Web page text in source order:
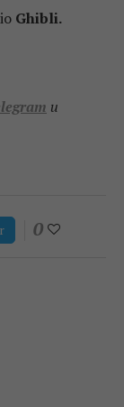
Ghibli.
и
0